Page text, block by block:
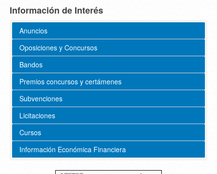
Información de Interés
Anuncios
Oposiciones y Concursos
Bandos
Premios concursos y certámenes
Subvenciones
Licitaciones
Cursos
Información Económica Financiera